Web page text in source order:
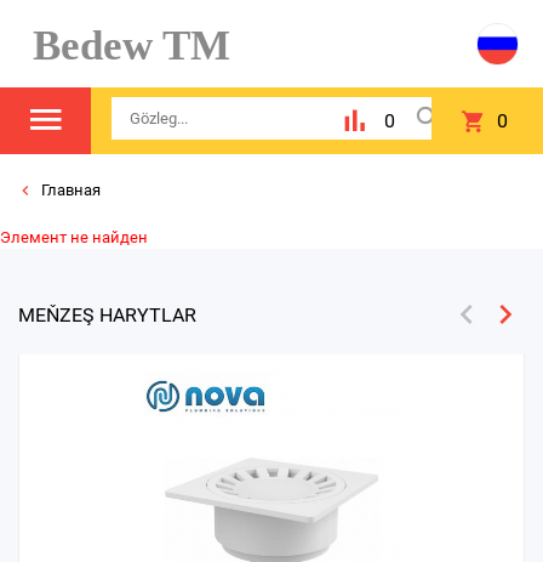
Bedew TM
0 0
Главная
Элемент не найден
MEŇZEŞ HARYTLAR